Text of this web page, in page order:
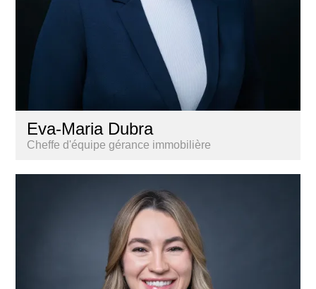
Eva-Maria Dubra
Cheffe d'équipe gérance immobilière